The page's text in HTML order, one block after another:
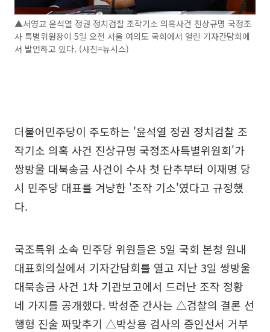
▲서영교 윤석열 정권 정치검찰 조작기소 의혹사건 진상규명 국정조
사 특별위원장이 5일 오전 서울 여의도 국회에서 열린 기자간담회에
서 발언하고 있다. (사진=뉴시스)
더불어민주당이 주도하는 '윤석열 정권 정치검찰 조
작기소 의혹 사건 진상규명 국정조사특별위원회'가
쌍방울 대북송금 사건이 수사 첫 단추부터 이재명 당
시 민주당 대표를 겨냥한 '조작 기소'였다고 규정했
다.
국조특위 소속 민주당 위원들은 5일 국회 본청 원내
대표회의실에서 기자간담회를 열고 지난 3일 쌍방울
대북송금 사건 1차 기관보고에서 드러난 조작 정황
네 가지를 공개했다. 박성준 간사는 △검찰의 결론 선
행형 진술 짜맞추기 △박상용 검사의 증인선서 거부